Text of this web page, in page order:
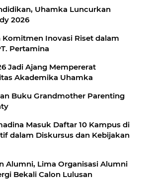
Uhamka Luncurkan
2026
Inovasi Riset dalam
Pertamina
Jadi Ajang Mempererat
Akademika Uhamka
Buku Grandmother Parenting
Masuk Daftar 10 Kampus di
dalam Diskursus dan Kebijakan
Alumni, Lima Organisasi Alumni
Bekali Calon Lulusan